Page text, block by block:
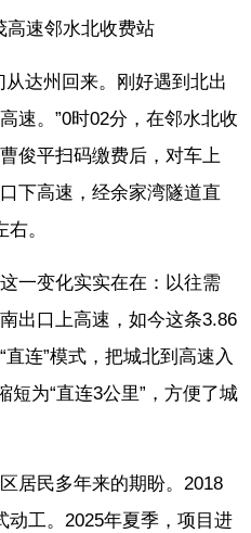
高速邻水北收费站
达州回来。刚好遇到北出
速。”0时02分，在邻水北收
俊平扫码缴费后，对车上
下高速，经余家湾隧道直
。
一变化实实在在：以往需
出口上高速，如今这条3.86
连”模式，把城北到高速入
短为“直连3公里”，方便了城
居民多年来的期盼。2018
动工。2025年夏季，项目进